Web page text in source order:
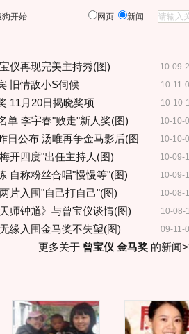
狗开始 网页 新闻
10-09-
仪再现完美主持秀(图)
10-11-
旧情敌小S伺候
10-10-
11月20日揭晓奖项
10-10-
单 李宇春"败走"新人奖(图)
10-10-
日公布 汤唯再争金马影后(图
10-09-
开四度"出任主持人(图)
10-09-
自称粉丝合唱"慢慢等"(图)
10-08-
片入围"自己打自己"(图)
10-08-
师钟馗》与曾宝仪谈情(图)
09-11-
缘入围金马奖不失望(图)
更多关于 曾宝仪 金马奖的新闻